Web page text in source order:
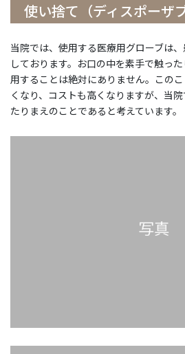
使い捨て（ディスポーザブ
当院では、使用する医療用グローブは
しております。お口の中を素手で触っ
用することは絶対にありません。この
くなり、コストも高くなりますが、当
たりまえのことであると考えています。